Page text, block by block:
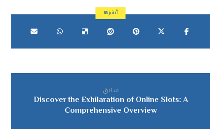
سابق
Discover the Exhilaration of Online Slots: A
Comprehensive Overview